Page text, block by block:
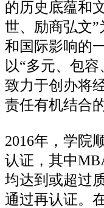
的历史底蕴和
世、励商弘文
和国际影响的
以“多元、包容
致力于创办将
责任有机结合
2016年，学院
认证，其中
均达到或超过
通过再认证。